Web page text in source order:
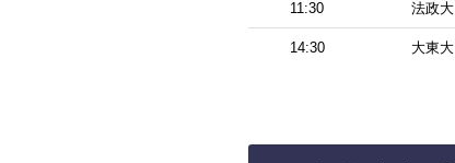
11:30 法政大
14:30 大東大